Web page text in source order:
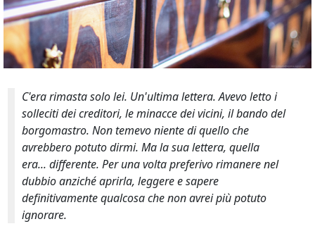
C'era rimasta solo lei. Un'ultima lettera. Avevo letto i
solleciti dei creditori, le minacce dei vicini, il bando del
borgomastro. Non temevo niente di quello che
avrebbero potuto dirmi. Ma la sua lettera, quella
era... differente. Per una volta preferivo rimanere nel
dubbio anziché aprirla, leggere e sapere
definitivamente qualcosa che non avrei più potuto
ignorare.